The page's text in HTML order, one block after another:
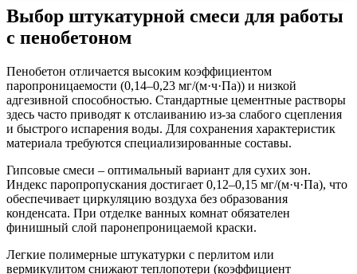
Выбор штукатурной смеси для работы
с пенобетоном
Пенобетон отличается высоким коэффициентом
паропроницаемости (0,14–0,23 мг/(м·ч·Па)) и низкой
адгезивной способностью. Стандартные цементные растворы
здесь часто приводят к отслаиванию из-за слабого сцепления
и быстрого испарения воды. Для сохранения характеристик
материала требуются специализированные составы.
Гипсовые смеси – оптимальный вариант для сухих зон.
Индекс паропропускания достигает 0,12–0,15 мг/(м·ч·Па), что
обеспечивает циркуляцию воздуха без образования
конденсата. При отделке ванных комнат обязателен
финишный слой паронепроницаемой краски.
Легкие полимерные штукатурки с перлитом или
вермикулитом снижают теплопотери (коэффициент